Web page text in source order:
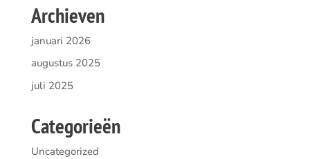
Archieven
januari 2026
augustus 2025
juli 2025
Categorieën
Uncategorized